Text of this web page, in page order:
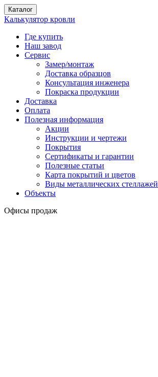
Каталог
Калькулятор кровли
Где купить
Наш завод
Сервис
Замер/монтаж
Доставка образцов
Консультация инженера
Покраска продукции
Доставка
Оплата
Полезная информация
Акции
Инструкции и чертежи
Покрытия
Сертификаты и гарантии
Полезные статьи
Карта покрытий и цветов
Виды металлических стеллажей
Объекты
Офисы продаж